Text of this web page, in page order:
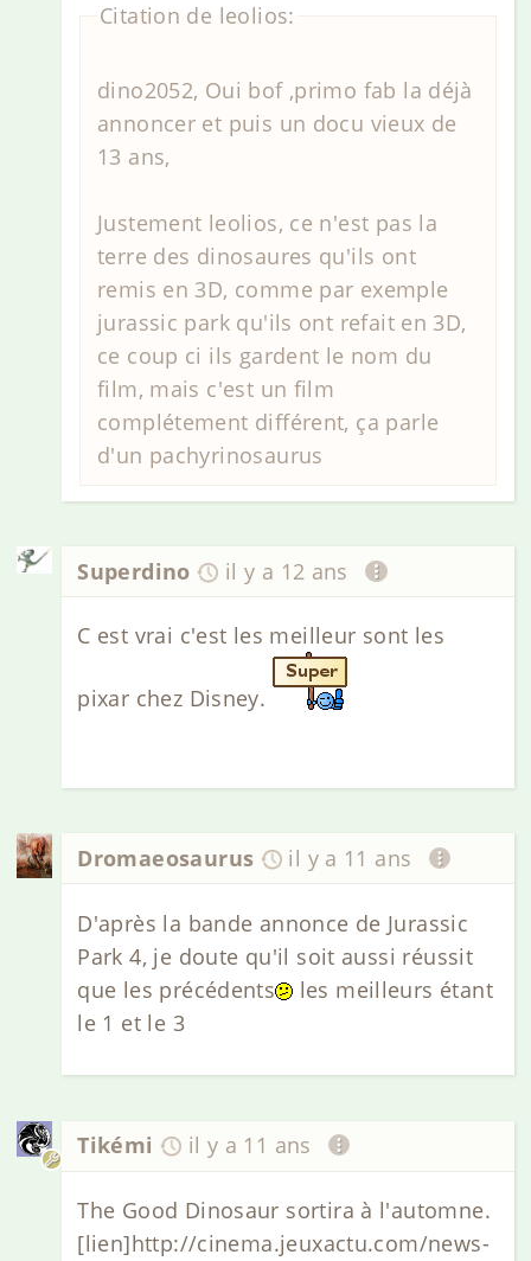
Citation de leolios:
dino2052, Oui bof ,primo fab la déjà
annoncer et puis un docu vieux de
13 ans,
Justement leolios, ce n'est pas la
terre des dinosaures qu'ils ont
remis en 3D, comme par exemple
jurassic park qu'ils ont refait en 3D,
ce coup ci ils gardent le nom du
film, mais c'est un film
complétement différent, ça parle
d'un pachyrinosaurus
Superdino il y a 12 ans
C est vrai c'est les meilleur sont les
pixar chez Disney.
Dromaeosaurus il y a 11 ans
D'après la bande annonce de Jurassic
Park 4, je doute qu'il soit aussi réussit
que les précédents
les meilleurs étant
le 1 et le 3
Tikémi il y a 11 ans
The Good Dinosaur sortira à l'automne.
[lien]http://cinema.jeuxactu.com/news-